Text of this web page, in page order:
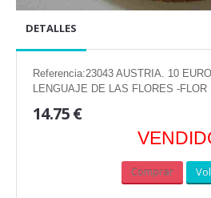
DETALLES
Referencia:23043 AUSTRIA. 10
LENGUAJE DE LAS FLORES -
14.75 €
Comprar